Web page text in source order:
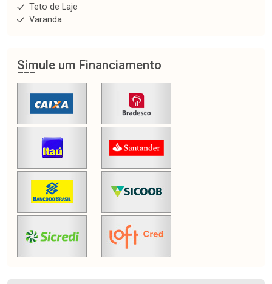
Teto de Laje
Varanda
Simule um Financiamento